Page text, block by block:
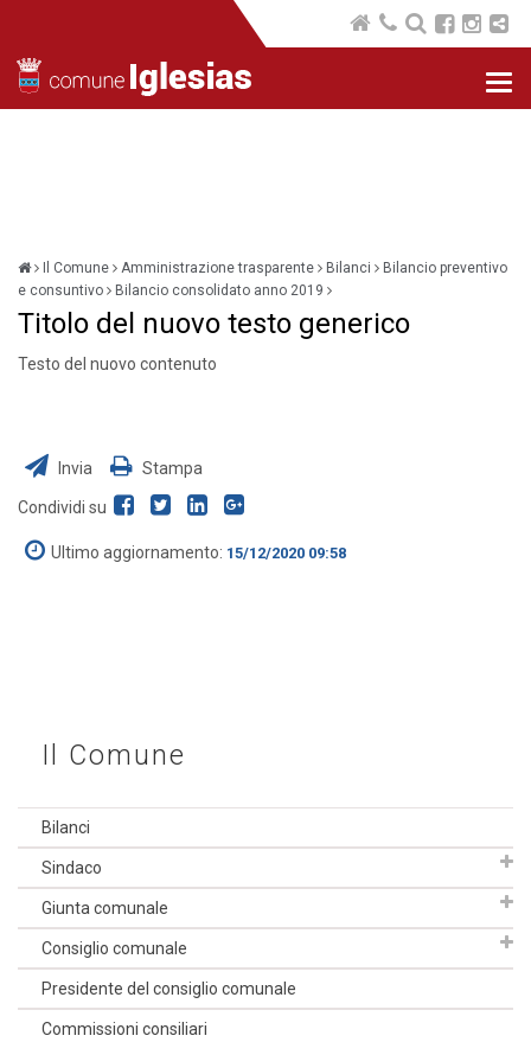
Il Comune Amministrazione trasparente Bilanci
Bilancio preventivo
e consuntivo
Bilancio consolidato anno 2019
Titolo del nuovo testo generico
Testo del nuovo contenuto
Invia Stampa
Condividi su
Ultimo aggiornamento: 15/12/2020 09:58
Il Comune
Bilanci
Sindaco
Giunta comunale
Consiglio comunale
Presidente del consiglio comunale
Commissioni consiliari